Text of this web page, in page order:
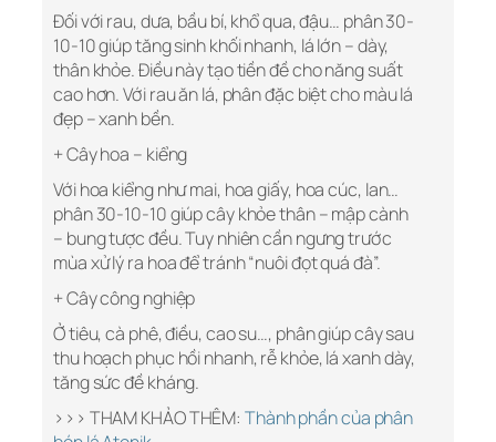
Đối với rau, dưa, bầu bí, khổ qua, đậu… phân 30-
10-10 giúp tăng sinh khối nhanh, lá lớn – dày,
thân khỏe. Điều này tạo tiền đề cho năng suất
cao hơn. Với rau ăn lá, phân đặc biệt cho màu lá
đẹp – xanh bền.
+ Cây hoa – kiểng
Với hoa kiểng như mai, hoa giấy, hoa cúc, lan…
phân 30-10-10 giúp cây khỏe thân – mập cành
– bung tược đều. Tuy nhiên cần ngưng trước
mùa xử lý ra hoa để tránh “nuôi đọt quá đà”.
+ Cây công nghiệp
Ở tiêu, cà phê, điều, cao su…, phân giúp cây sau
thu hoạch phục hồi nhanh, rễ khỏe, lá xanh dày,
tăng sức đề kháng.
>>> THAM KHẢO THÊM: Thành phần của phân